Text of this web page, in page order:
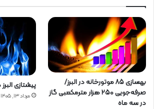
بهسازی ۸۵ موتورخانه در البرز/
صرفه‌جویی ۲۵۰ هزار مترمکعبی گاز
در سه ماه
پیشتازی
مرداد ۱۳, ۱۴۰۵